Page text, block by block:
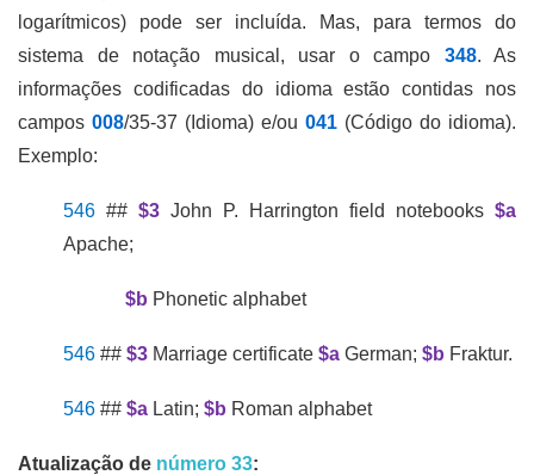
logarítmicos) pode ser incluída. Mas, para termos do
sistema de notação musical, usar o campo 348. As
informações codificadas do idioma estão contidas nos
campos 008/35-37 (Idioma) e/ou 041 (Código do idioma).
Exemplo:
546## $3 John P. Harrington field notebooks$a
Apache;
$b Phonetic alphabet
546## $3Marriage certificate $aGerman; $b Fraktur.
546## $aLatin; $b Roman alphabet
Atualização de número 33: